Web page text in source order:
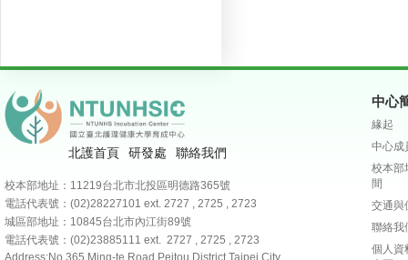
北護首頁 研發處 聯絡我們
校本部地址：11219台北市北投區明德路365號
電話代表號：(02)28227101 ext. 2727 , 2725 , 2723
城區部地址：10845台北市內江街89號
電話代表號：(02)23885111 ext. 2727 , 2725 , 2723
Address:No.365,Ming-te Road,Peitou District,Taipei City
中心
緣起
中心成
校本部
間
交通與
聯絡我
個人資